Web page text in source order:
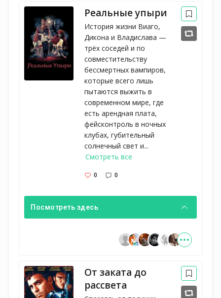
Реальные упыри
История жизни Виаго,
Дикона и Владислава —
трёх соседей и по
совместительству
бессмертных вампиров,
которые всего лишь
пытаются выжить в
современном мире, где
есть арендная плата,
фейсконтроль в ночных
клубах, губительный
солнечный свет и...
Смотреть все
0 0
Посмотреть здесь
От заката до
рассвета